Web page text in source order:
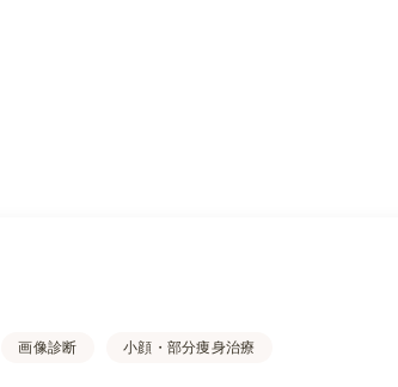
画像診断 小顔・部分痩身治療